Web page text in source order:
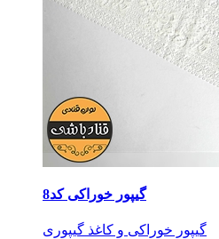
گیپور خوراکی کد8
گیپور خوراکی و کاغذ گیپوری